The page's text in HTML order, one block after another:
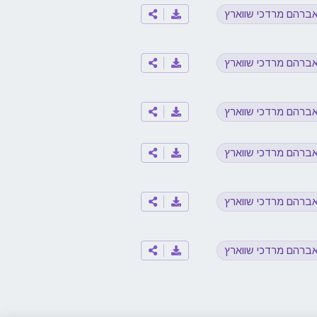
מרדכי שווארץ
מרדכי שווארץ
מרדכי שווארץ
מרדכי שווארץ
מרדכי שווארץ
מרדכי שווארץ